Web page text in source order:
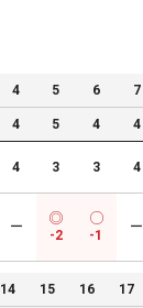
4 5 6 7
4 5 4 4
4 3 3 4
ー
-2 -1
ー
14 15 16 17